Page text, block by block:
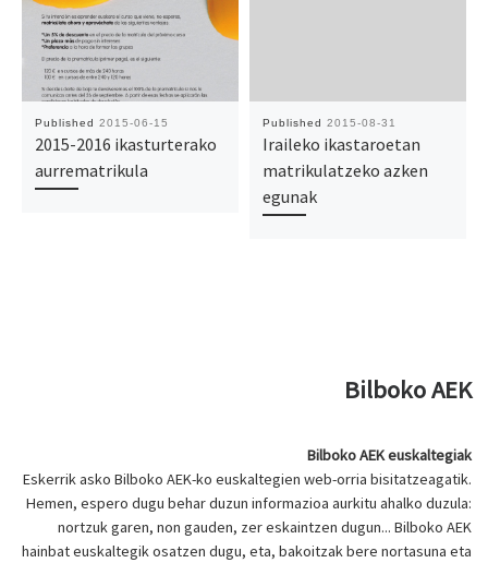
Published 2015-06-15
2015-2016 ikasturterako
aurrematrikula
Published 2015-08-31
Iraileko ikastaroetan
matrikulatzeko azken
egunak
Bilboko AEK
Bilboko AEK euskaltegiak
Eskerrik asko Bilboko AEK-ko euskaltegien web-orria bisitatzeagatik.
Hemen, espero dugu behar duzun informazioa aurkitu ahalko duzula:
nortzuk garen, non gauden, zer eskaintzen dugun... Bilboko AEK
hainbat euskaltegik osatzen dugu, eta, bakoitzak bere nortasuna eta